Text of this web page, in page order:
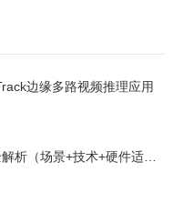
边缘多路视频推理应用
析（场景+技术+硬件适